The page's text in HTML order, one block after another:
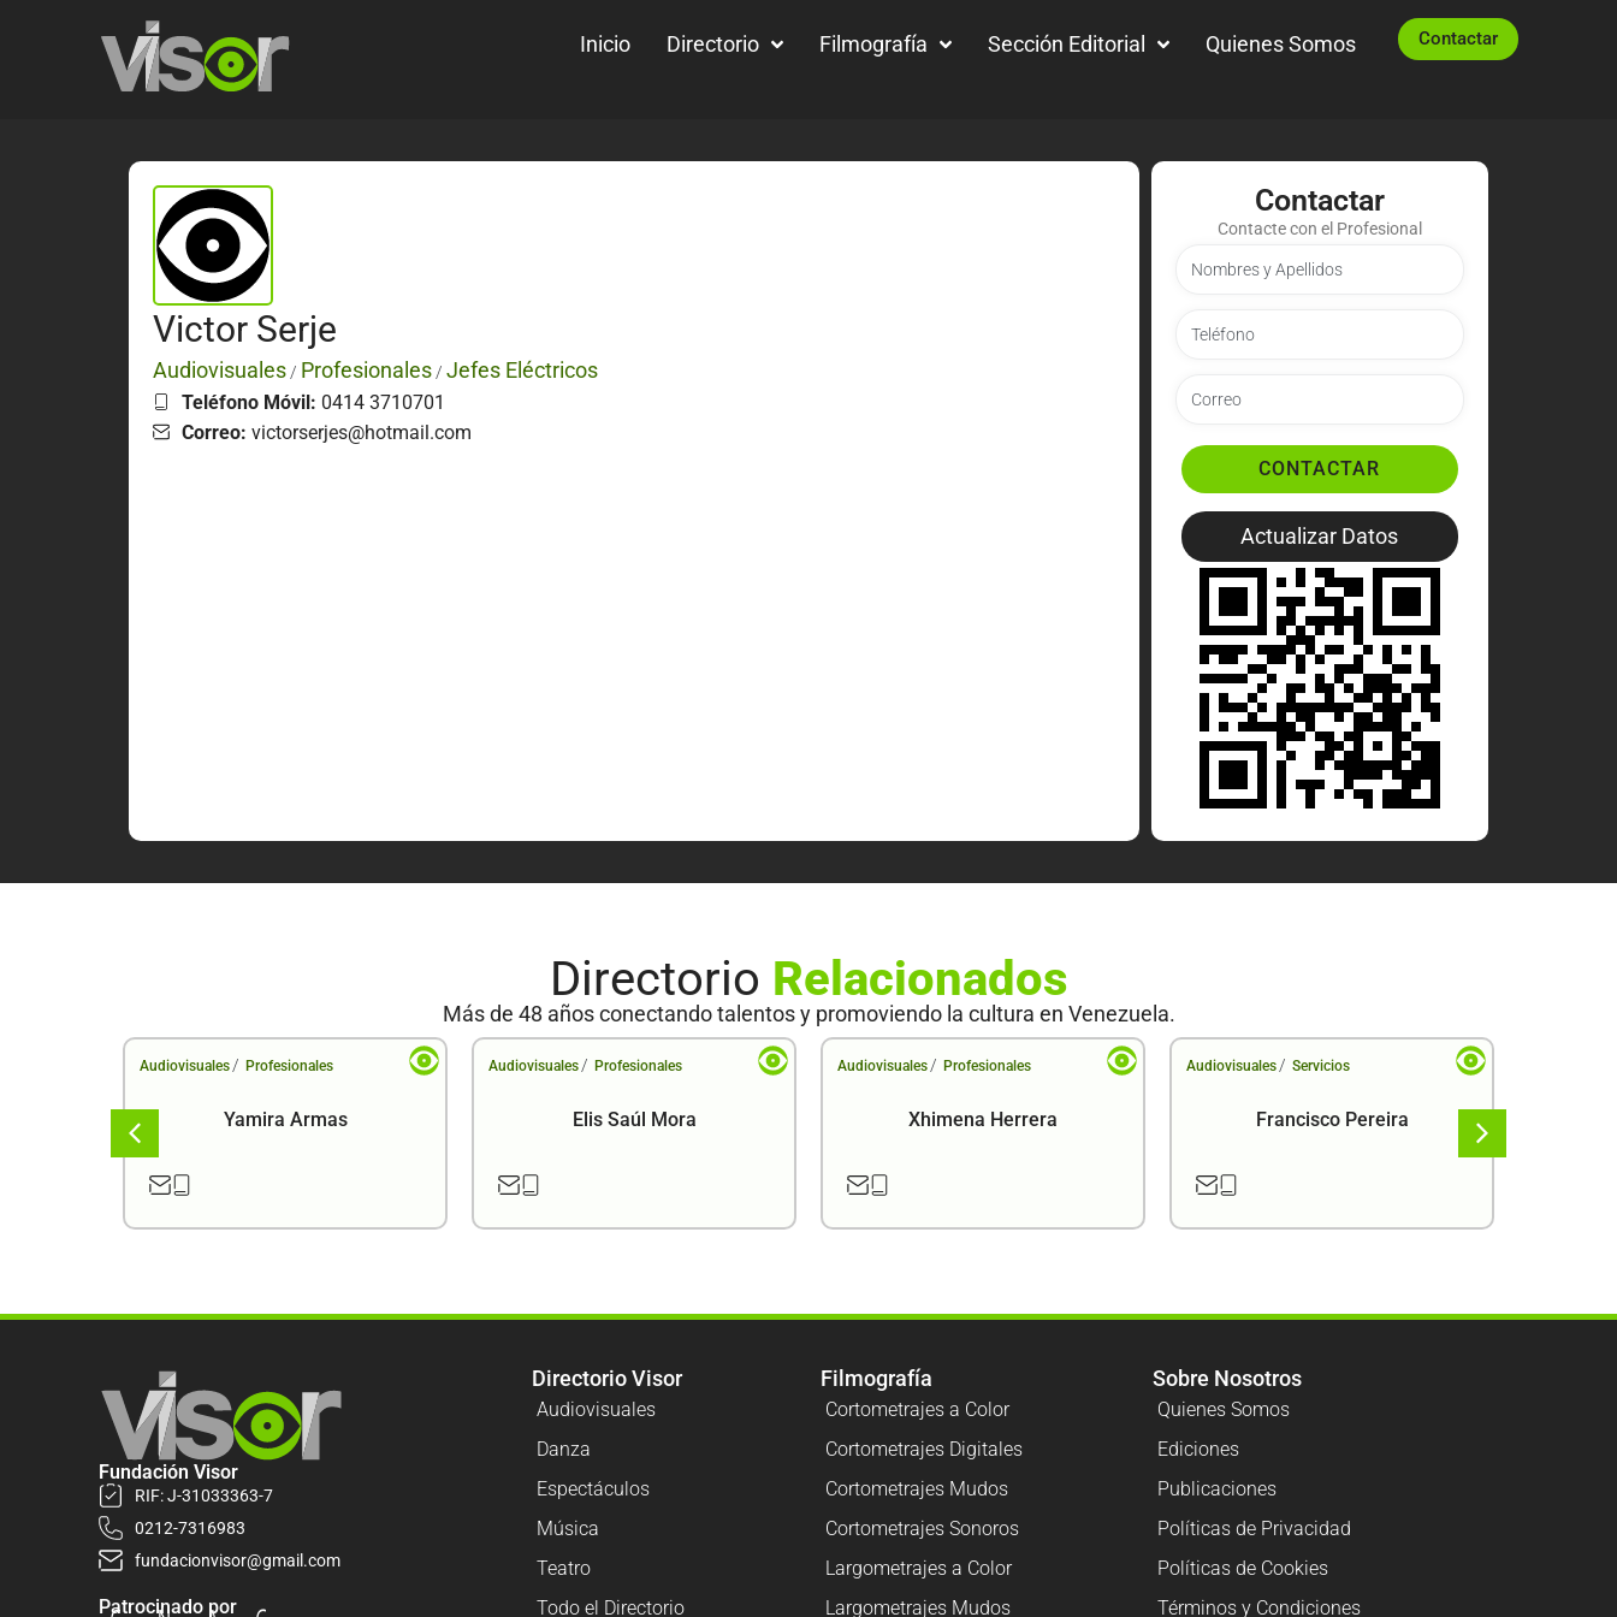
Inicio Directorio Filmografía Sección Editorial Quienes Somos Contactar
Victor Serje
Audiovisuales / Profesionales / Jefes Eléctricos
Teléfono Móvil: 0414 3710701
Correo: victorserjes@hotmail.com
Contactar
Contacte con el Profesional
CONTACTAR
Actualizar Datos
Directorio Relacionados
Más de 48 años conectando talentos y promoviendo la cultura en Venezuela.
Audiovisuales / Profesionales
Yamira Armas
Audiovisuales / Profesionales
Elis Saúl Mora
Audiovisuales / Profesionales
Xhimena Herrera
Audiovisuales / Servicios
Francisco Pereira
Fundación Visor
RIF: J-31033363-7
0212-7316983
fundacionvisor@gmail.com
Patrocinado por
Directorio Visor
Audiovisuales
Danza
Espectáculos
Música
Teatro
Todo el Directorio
Filmografía
Cortometrajes a Color
Cortometrajes Digitales
Cortometrajes Mudos
Cortometrajes Sonoros
Largometrajes a Color
Largometrajes Mudos
Sobre Nosotros
Quienes Somos
Ediciones
Publicaciones
Políticas de Privacidad
Políticas de Cookies
Términos y Condiciones